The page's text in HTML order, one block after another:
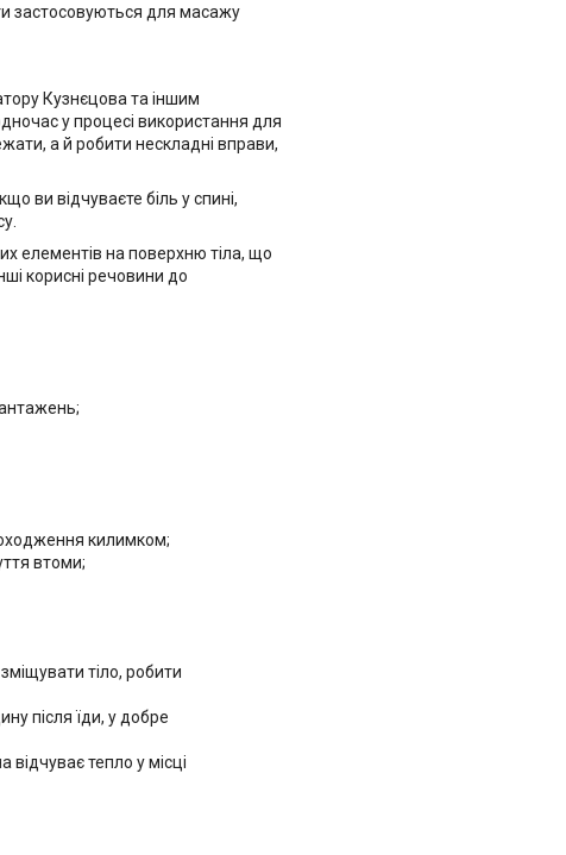
застосовуються для масажу
Кузнєцова та іншим
у процесі використання для
а й робити нескладні вправи,
ви відчуваєте біль у спині,
елементів на поверхню тіла, що
корисні речовини до
килимком;
втоми;
тіло, робити
після їди, у добре
тепло у місці